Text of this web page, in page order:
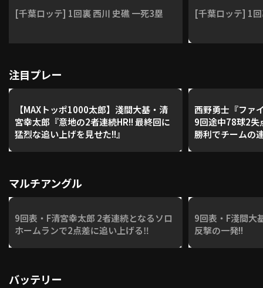
[千葉ロッテ] 1回裏 西川 史礁 一死3塁 [千葉ロッテ] 1
注目プレー
【MAXトッポ1000太郎】淺間大基・清
宮幸太郎『意地の2者連続HR!! 最終回に
猛烈な追い上げを見せた!!』
西野勇士『ファ
9回途中78球2失
勝利でチームの
マルチアングル
9回表・F清宮幸太郎 2者連続となるソロ
ホームランで2点差に追い上げる‼
9回表・F淺間大
反撃の一発!!
バッテリー